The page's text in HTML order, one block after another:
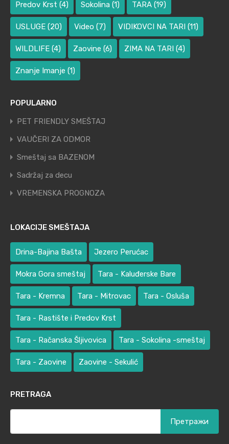
Predov Krst (4) Sokolina (1) TARA (19)
USLUGE (20) Video (7) VIDIKOVCI NA TARI (11)
WILDLIFE (4) Zaovine (6) ZIMA NA TARI (4)
Znanje Imanje (1)
POPULARNO
PET FRIENDLY SMEŠTAJ
VAUČERI ZA ODMOR
Smeštaj sa BAZENOM
Sadržaj za decu
VREMENSKA PROGNOZA
LOKACIJE SMEŠTAJA
Drina-Bajina Bašta Jezero Perućac
Mokra Gora smeštaj Tara - Kaluđerske Bare
Tara - Kremna Tara - Mitrovac Tara - Osluša
Tara - Rastište i Predov Krst
Tara - Račanska Šljivovica Tara - Sokolina -smeštaj
Tara - Zaovine Zaovine - Sekulić
PRETRAGA